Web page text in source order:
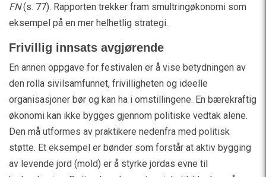
FN(s. 77). Rapporten trekker fram smultringøkonomi som
eksempel på en mer helhetlig strategi.
Frivillig innsats avgjørende
En annen oppgave for festivalen er å vise betydningen av
den rolla sivilsamfunnet, frivilligheten og ideelle
organisasjoner bør og kan ha i omstillingene. En bærekraftig
økonomi kan ikke bygges gjennom politiske vedtak alene.
Den må utformes av praktikere nedenfra med politisk
støtte. Et eksempel er bønder som forstår at aktiv bygging
av levende jord (mold) er å styrke jordas evne til